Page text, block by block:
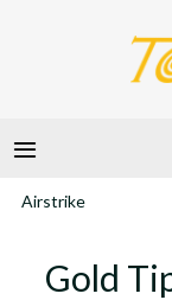
Airstrike
Gold